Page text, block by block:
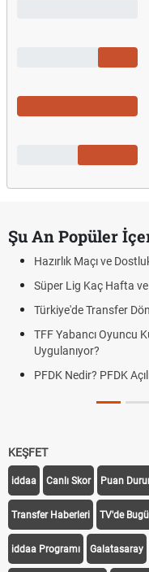
Şu An Popüler
Hazırlık Maçı ve
Süper Lig Kaç Hafta
Türkiye'de Transfer
TFF Yabancı Oyuncu
Uygulanıyor?
PFDK Nedir? PFDK
KEŞFET
iddaa Canlı Skor Puan
Transfer Haberleri TV'de
iddaa Programı Galatasaray